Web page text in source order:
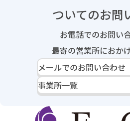
ついてのお問
お電話でのお問い
最寄の営業所におか
メールでのお問い合わせ
事業所一覧